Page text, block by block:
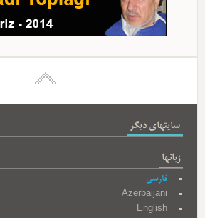
سایتهای دیگر
زبانها
فارسی
Azerbaijani
English